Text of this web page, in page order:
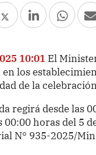
10:01 El
los
de la
regirá desde las
00:00 horas del 5
N° 935-2025/